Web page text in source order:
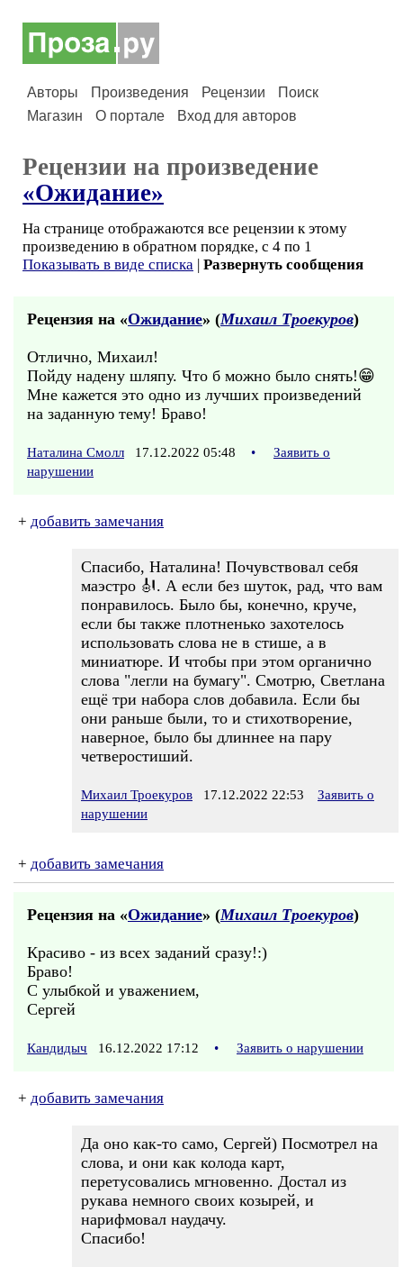
Авторы Произведения Рецензии
Поиск
Магазин
О портале Вход для авторов
Рецензии на произведение
«Ожидание»
На странице отображаются все рецензии к этому
произведению в обратном порядке, с 4 по 1
Показывать в виде списка | Развернуть сообщения
Рецензия на «Ожидание» (Михаил Троекуров)
Отлично, Михаил!
Пойду надену шляпу. Что б можно было снять!😁
Мне кажется это одно из лучших произведений
на заданную тему! Браво!
Наталина Смолл 17.12.2022 05:48 •
Заявить о
нарушении
+ добавить замечания
Спасибо, Наталина! Почувствовал себя
маэстро 🎻. А если без шуток, рад, что вам
понравилось. Было бы, конечно, круче,
если бы также плотненько захотелось
использовать слова не в стише, а в
миниатюре. И чтобы при этом органично
слова "легли на бумагу". Смотрю, Светлана
ещё три набора слов добавила. Если бы
они раньше были, то и стихотворение,
наверное, было бы длиннее на пару
четверостиший.
Михаил Троекуров 17.12.2022 22:53
Заявить о
нарушении
+ добавить замечания
Рецензия на «Ожидание» (Михаил Троекуров)
Красиво - из всех заданий сразу!:)
Браво!
С улыбкой и уважением,
Сергей
Кандидыч 16.12.2022 17:12 • Заявить о нарушении
+ добавить замечания
Да оно как-то само, Сергей) Посмотрел на
слова, и они как колода карт,
перетусовались мгновенно. Достал из
рукава немного своих козырей, и
нарифмовал наудачу.
Спасибо!